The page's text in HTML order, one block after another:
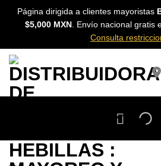
SkipPágina dirigida a clientes mayoristas
$5,000 MXN . Envío nacional gratis
Consulta